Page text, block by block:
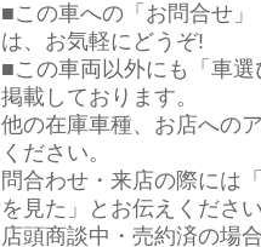
■この車への「お問合せ
は、お気軽にどうぞ!
■この車両以外にも「車
掲載しております。
他の在庫車種、お店への
ください。
問合わせ・来店の際には
を見た」とお伝えくださ
店頭商談中・売約済の場